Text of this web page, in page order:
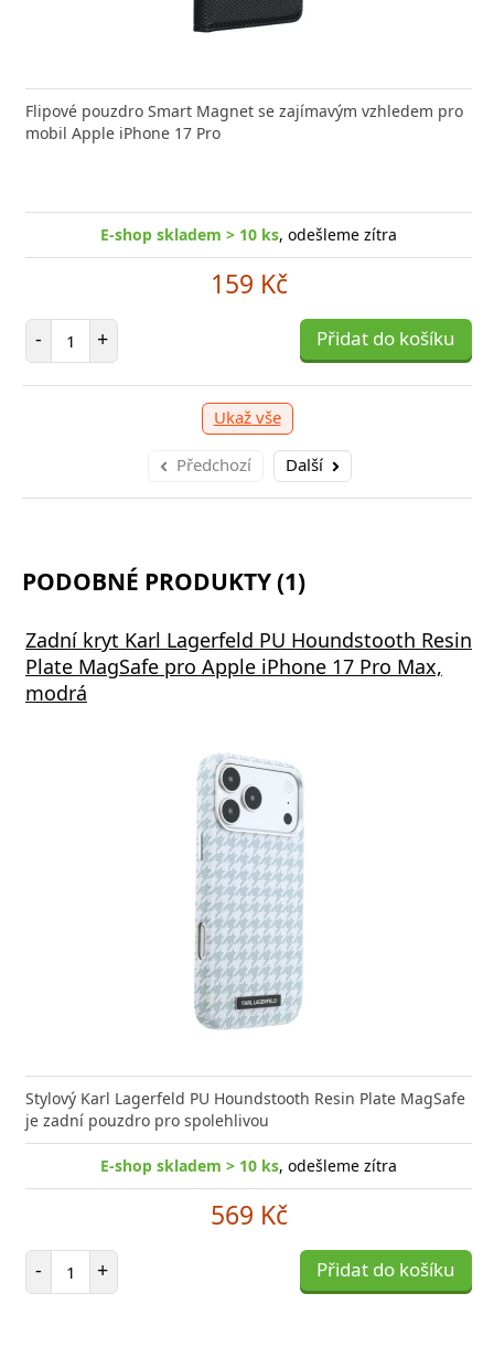
Flipové pouzdro Smart Magnet se zajímavým vzhledem pro
mobil Apple iPhone 17 Pro
E-shop skladem > 10 ks, odešleme zítra
159 Kč
- Počet položek
+ Přidat do košíku
Ukaž vše
Předchozí Další
FIXED zajistí rychlé a bezpečné nabíjení
moderního smartphonu,
E-shop skladem > 10 ks, odešleme zítra
položek
+ Přidat do košíku -
PODOBNÉ PRODUKTY (1)
Zadní kryt Karl Lagerfeld PU Houndstooth Resin
Plate MagSafe pro Apple iPhone 17 Pro Max,
modrá
Stylový Karl Lagerfeld PU Houndstooth Resin Plate MagSafe
je zadní pouzdro pro spolehlivou
E-shop skladem > 10 ks, odešleme zítra
569 Kč
- Počet položek
+ Přidat do košíku